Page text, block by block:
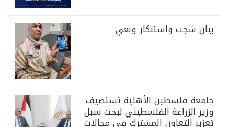
بيان شجب واستنكار ونعي
جامعة فلسطين الأهلية تستضيف
وزير الزراعة الفلسطيني لبحث سبل
تعزيز التعاون المشترك في مجالات